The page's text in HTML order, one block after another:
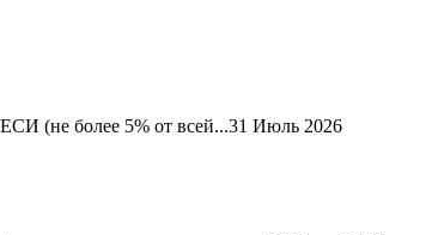
(не более 5% от всей...31 Июль 2026